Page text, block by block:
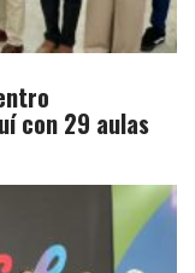
con 29 aulas